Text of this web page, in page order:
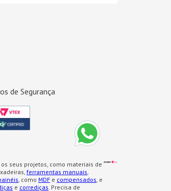
de Segurança
seus projetos, como materiais de
ferramentas manuais,
, como MDF e compensados, e
e corrediças. Precisa de